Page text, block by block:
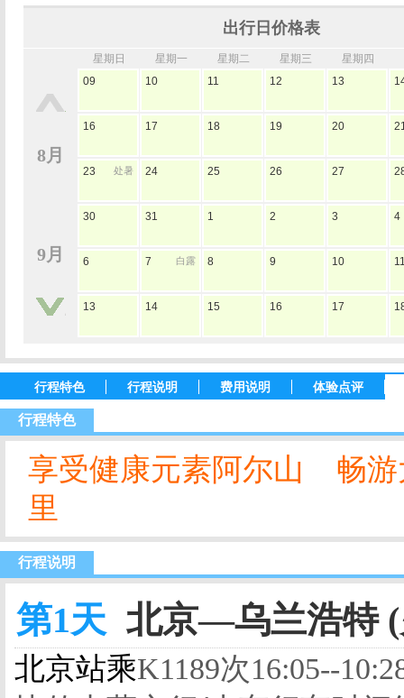
出行日价格表
8月
9月
星期日 星期一 星期二 星期三 星期四
09
10 11 12 13
16 17 18 19 20
23 处暑 24 25 26 27
30 31 1 2 3 4
6 7 白露 8 9 10
13 14 15 16 17
行程特色 行程说明 费用说明 体验点评
行程特色
享受健康元素阿尔山
畅
里
行程说明
第1天 北京—乌兰浩特
北京站乘K1189次16:05--